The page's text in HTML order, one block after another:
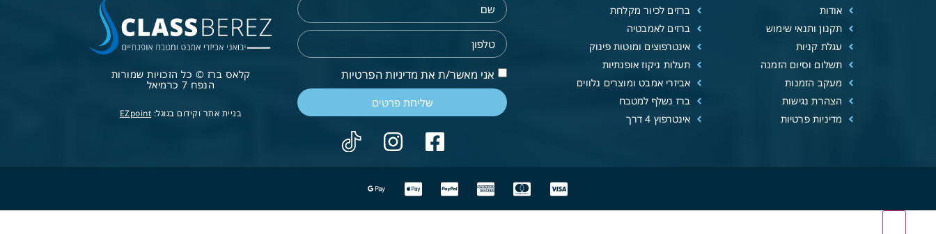
אודות
תקנון ותנאי שימוש
עגלת קניות
תשלום וסיום הזמנה
מעקב הזמנות
הצהרת נגישות
מדיניות פרטיות
ברזים לכיור מקלחת
ברזים לאמבטיה
אינטרפוצים ומוטות פינוק
תעלות ניקוז אופנתיות
אביזרי אמבט ומוצרים נלווים
ברז נשלף למטבח
אינטרפוץ 4 דרך
אני מאשר/ת את מדיניות הפרטיות
שליחת פרטים
קלאס ברז © כל הזכויות שמורות
הנפח 7 כרמיאל
בניית אתר וקידום בגוגל: EZpoint